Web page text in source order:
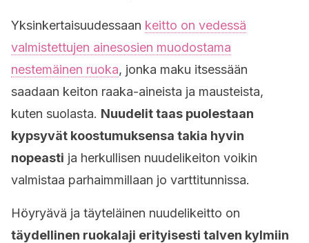
Yksinkertaisuudessaan keitto on vedessä
valmistettujen ainesosien muodostama
nestemäinen ruoka, jonka maku itsessään
saadaan keiton raaka-aineista ja mausteista,
kuten suolasta. Nuudelit taas puolestaan
kypsyvät koostumuksensa takia hyvin
nopeasti ja herkullisen nuudelikeiton voikin
valmistaa parhaimmillaan jo varttitunnissa.
Höyryävä ja täyteläinen nuudelikeitto on
täydellinen ruokalaji erityisesti talven kylmiin